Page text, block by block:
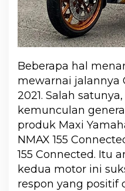
Beberapa hal
mewarnai jalannya
2021. Salah
kemunculan
produk Maxi
NMAX 155
155 Connected. Itu
kedua motor ini
respon yang positif